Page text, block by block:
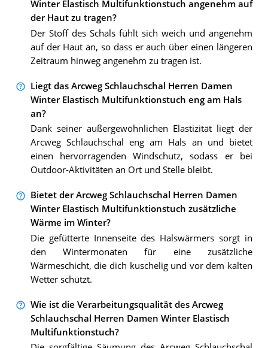
Winter Elastisch Multifunktionstuch angenehm auf
der Haut zu tragen?
Der Stoff des Schals fühlt sich weich und angenehm
auf der Haut an, so dass er auch über einen längeren
Zeitraum hinweg angenehm zu tragen ist.
Liegt das Arcweg Schlauchschal Herren Damen
Winter Elastisch Multifunktionstuch eng am Hals
an?
Dank seiner außergewöhnlichen Elastizität liegt der
Arcweg Schlauchschal eng am Hals an und bietet
einen hervorragenden Windschutz, sodass er bei
Outdoor-Aktivitäten an Ort und Stelle bleibt.
Bietet der Arcweg Schlauchschal Herren Damen
Winter Elastisch Multifunktionstuch zusätzliche
Wärme im Winter?
Die gefütterte Innenseite des Halswärmers sorgt in
den Wintermonaten für eine zusätzliche
Wärmeschicht, die dich kuschelig und vor dem kalten
Wetter schützt.
Wie ist die Verarbeitungsqualität des Arcweg
Schlauchschal Herren Damen Winter Elastisch
Multifunktionstuch?